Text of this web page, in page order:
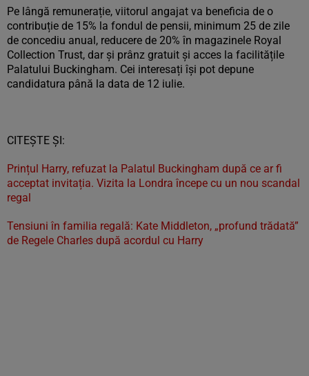
Pe lângă remunerație, viitorul angajat va beneficia de o
contribuție de 15% la fondul de pensii, minimum 25 de zile
de concediu anual, reducere de 20% în magazinele Royal
Collection Trust, dar și prânz gratuit și acces la facilitățile
Palatului Buckingham. Cei interesați își pot depune
candidatura până la data de 12 iulie.
CITEȘTE ȘI:
Prințul Harry, refuzat la Palatul Buckingham după ce ar fi
acceptat invitația. Vizita la Londra începe cu un nou scandal
regal
Tensiuni în familia regală: Kate Middleton, „profund trădată”
de Regele Charles după acordul cu Harry